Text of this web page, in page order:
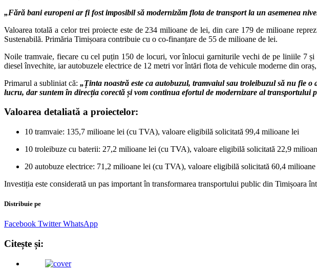
„Fără bani europeni ar fi fost imposibil să modernizăm flota de transport la un asemenea
Valoarea totală a celor trei proiecte este de 234 milioane de lei, din care 179 de milioane
Sustenabilă. Primăria Timișoara contribuie cu o co-finanțare de 55 de milioane de lei.
Noile tramvaie, fiecare cu cel puțin 150 de locuri, vor înlocui garniturile vechi de pe liniile 7
diesel învechite, iar autobuzele electrice de 12 metri vor întări flota de vehicule moderne din
Primarul a subliniat că: „Ținta noastră este ca autobuzul, tramvaiul sau troleibuzul să nu fie
lucru, dar suntem în direcția corectă și vom continua efortul de modernizare al transportului
Valoarea detaliată a proiectelor:
10 tramvaie: 135,7 milioane lei (cu TVA), valoare eligibilă solicitată 99,4 milioane lei
10 troleibuze cu baterii: 27,2 milioane lei (cu TVA), valoare eligibilă solicitată 22,9
20 autobuze electrice: 71,2 milioane lei (cu TVA), valoare eligibilă solicitată 60,4 milioane
Investiția este considerată un pas important în transformarea transportului public din Timișoara
Distribuie pe
Facebook Twitter WhatsApp
Citește și: